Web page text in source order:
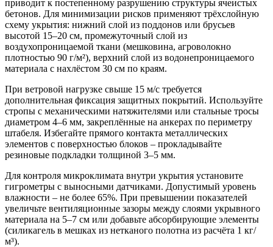
приводит к постепенному разрушению структуры ячеистых
бетонов. Для минимизации рисков применяют трёхслойную
схему укрытия: нижний слой из поддонов или брусьев
высотой 15–20 см, промежуточный слой из
воздухопроницаемой ткани (мешковина, агроволокно
плотностью 90 г/м²), верхний слой из водонепроницаемого
материала с нахлёстом 30 см по краям.
При ветровой нагрузке свыше 15 м/с требуется
дополнительная фиксация защитных покрытий. Используйте
стропы с механическими натяжителями или стальные тросы
диаметром 4–6 мм, закреплённые на анкерах по периметру
штабеля. Избегайте прямого контакта металлических
элементов с поверхностью блоков – прокладывайте
резиновые подкладки толщиной 3–5 мм.
Для контроля микроклимата внутри укрытия установите
гигрометры с выносными датчиками. Допустимый уровень
влажности – не более 65%. При превышении показателей
увеличьте вентиляционные зазоры между слоями укрывного
материала на 5–7 см или добавьте абсорбирующие элементы
(силикагель в мешках из нетканого полотна из расчёта 1 кг/
м³).